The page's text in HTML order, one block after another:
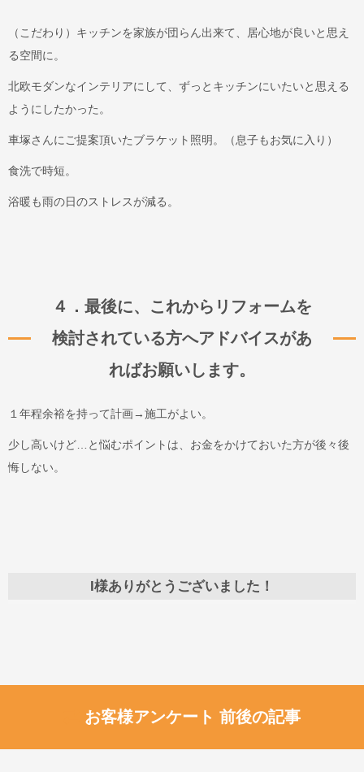
（こだわり）キッチンを家族が団らん出来て、居心地が良いと思え
る空間に。
北欧モダンなインテリアにして、ずっとキッチンにいたいと思える
ようにしたかった。
車塚さんにご提案頂いたブラケット照明。（息子もお気に入り）
食洗で時短。
浴暖も雨の日のストレスが減る。
４．最後に、これからリフォームを
検討されている方へアドバイスがあ
ればお願いします。
１年程余裕を持って計画→施工がよい。
少し高いけど…と悩むポイントは、お金をかけておいた方が後々後
悔しない。
I様ありがとうございました！
お客様アンケート 前後の記事